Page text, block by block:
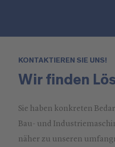
KONTAKTIEREN SIE UNS!
Wir finden
Sie haben konkreten
Bau- und
näher zu unseren